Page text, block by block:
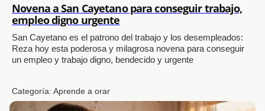
Novena a San Cayetano para conseguir trabajo,
empleo digno urgente
San Cayetano es el patrono del trabajo y los desempleados:
Reza hoy esta poderosa y milagrosa novena para conseguir
un empleo y trabajo digno, bendecido y urgente
Categoría:Aprende a orar